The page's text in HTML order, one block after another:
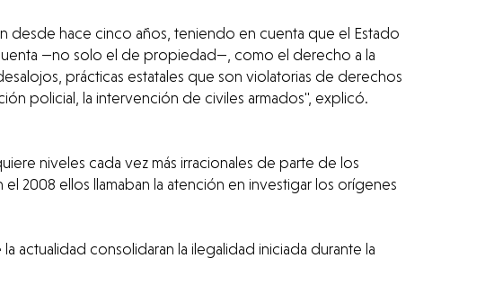
desde hace cinco años, teniendo en cuenta que el Estado
—no solo el de propiedad—, como el derecho a la
prácticas estatales que son violatorias de derechos
policial, la intervención de civiles armados", explicó.
niveles cada vez más irracionales de parte de los
2008 ellos llamaban la atención en investigar los orígenes
consolidaran la ilegalidad iniciada durante la